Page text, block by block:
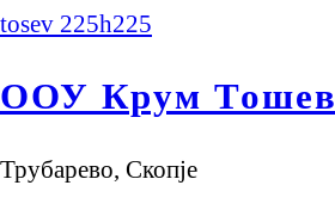
ООУ Крум Тошев
Трубарево, Скопје